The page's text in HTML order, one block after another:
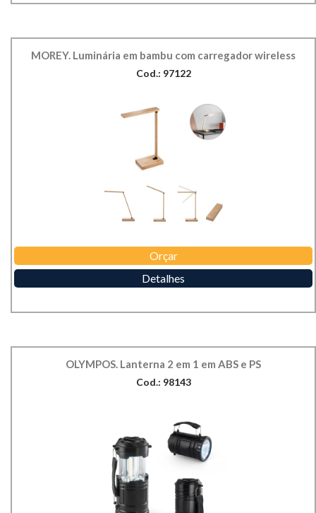
MOREY. Luminária em bambu com carregador wireless
Cod.: 97122
Orçar
Detalhes
OLYMPOS. Lanterna 2 em 1 em ABS e PS
Cod.: 98143